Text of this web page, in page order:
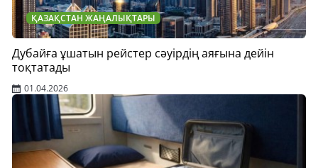
ҚАЗАҚСТАН ЖАҢАЛЫҚТАРЫ
Дубайға ұшатын рейстер сәуірдің аяғына дейін
тоқтатады
01.04.2026